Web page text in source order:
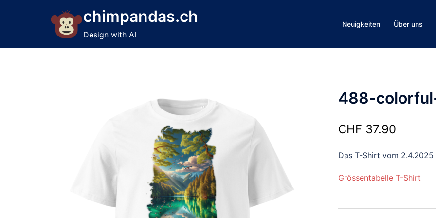
chimpandas.ch
Design with AI
Neuigkeiten Über uns
488-
CHF 37.90
Das T-Shirt vom 2.4.2025
Grössentabelle T-Shirt